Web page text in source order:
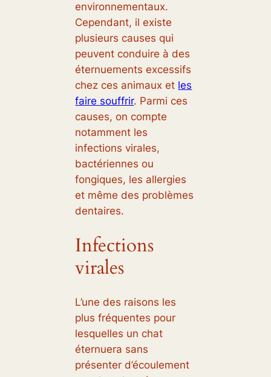
environnementaux.
Cependant, il existe
plusieurs causes qui
peuvent conduire à des
éternuements excessifs
chez ces animaux et les
faire souffrir. Parmi ces
causes, on compte
notamment les
infections virales,
bactériennes ou
fongiques, les allergies
et même des problèmes
dentaires.
Infections
virales
L’une des raisons les
plus fréquentes pour
lesquelles un chat
éternuera sans
présenter d’écoulement